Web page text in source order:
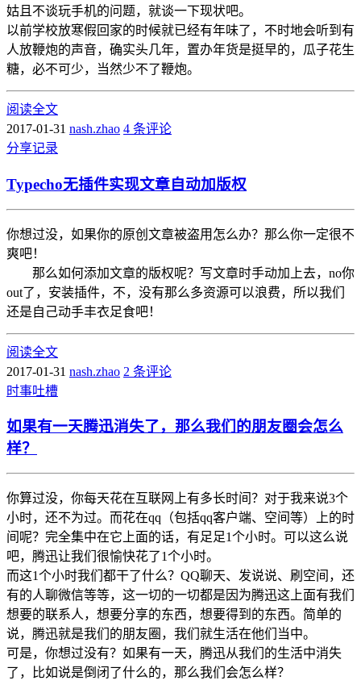
姑且不谈玩手机的问题，就谈一下现状吧。
以前学校放寒假回家的时候就已经有年味了，不时地会听到有
人放鞭炮的声音，确实头几年，置办年货是挺早的，瓜子花生
糖，必不可少，当然少不了鞭炮。
阅读全文
2017-01-31 nash.zhao 4 条评论
分享记录
Typecho无插件实现文章自动加版权
你想过没，如果你的原创文章被盗用怎么办？那么你一定很不
爽吧！
那么如何添加文章的版权呢？写文章时手动加上去，no你
out了，安装插件，不，没有那么多资源可以浪费，所以我们
还是自己动手丰衣足食吧！
阅读全文
2017-01-31 nash.zhao 2 条评论
时事吐槽
如果有一天腾迅消失了，那么我们的朋友圈会怎么
样？
你算过没，你每天花在互联网上有多长时间？对于我来说3个
小时，还不为过。而花在qq（包括qq客户端、空间等）上的时
间呢？完全集中在它上面的话，有足足1个小时。可以这么说
吧，腾迅让我们很愉快花了1个小时。
而这1个小时我们都干了什么？QQ聊天、发说说、刷空间，还
有的人聊微信等等，这一切的一切都是因为腾迅这上面有我们
想要的联系人，想要分享的东西，想要得到的东西。简单的
说，腾迅就是我们的朋友圈，我们就生活在他们当中。
可是，你想过没有？如果有一天，腾迅从我们的生活中消失
了，比如说是倒闭了什么的，那么我们会怎么样？